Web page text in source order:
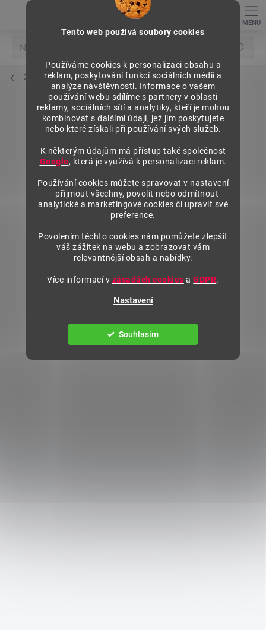
Tento web použivá soubory cookies
Používáme cookies k personalizaci obsahu a
reklam, poskytování funkcí sociálních médií a
analýze návštěvnosti. Informace o vašem
používání webu sdílíme s partnery v oblasti
reklamy, sociálních sítí a analytiky, kteří je mohou
kombinovat s dalšími údaji, jež jim poskytujete
nebo které získali při používání svých služeb.
K některým údajům má přístup také společnost
Google, která je využívá k personalizaci reklam.
Používání cookies můžete spravovat v nastavení
– přijmout všechny, povolit nebo odmítnout
analytické a marketingové cookies či upravit své
preference.
Povolením těchto cookies nám pomůžete zlepšit
váš zážitek na webu a zobrazovat vám
relevantnější obsah a nabídky.
Více informací v zásadách cookies aGDPR.
Nastavení
Souhlasím
Hledat
Závěsy do kazetových panelů